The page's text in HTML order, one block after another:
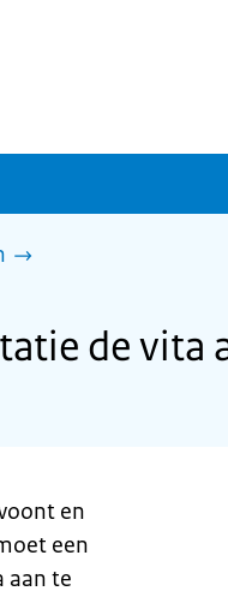
de vita
en
een
aan te